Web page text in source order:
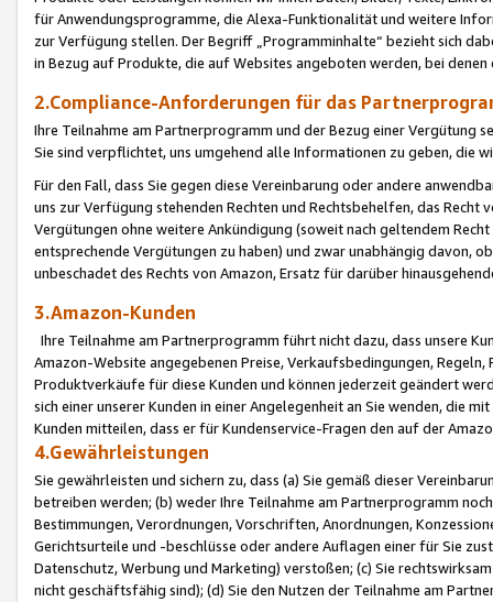
für Anwendungsprogramme, die Alexa-Funktionalität und weitere
zur Verfügung stellen. Der Begriff „Programminhalte“ bezieht sich
in Bezug auf Produkte, die auf Websites angeboten werden, bei
2.Compliance-Anforderungen für das
Ihre Teilnahme am Partnerprogramm und der Bezug einer Vergütung
Sie sind verpflichtet, uns umgehend alle Informationen zu geben, die
Für den Fall, dass Sie gegen diese Vereinbarung oder andere
uns zur Verfügung stehenden Rechten und Rechtsbehelfen, das
Vergütungen ohne weitere Ankündigung (soweit nach geltendem
entsprechende Vergütungen zu haben) und zwar unabhängig davon,
unbeschadet des Rechts von Amazon, Ersatz für darüber
3.Amazon-Kunden
Ihre Teilnahme am Partnerprogramm führt nicht dazu, dass unsere
Amazon-Website angegebenen Preise, Verkaufsbedingungen,
Produktverkäufe für diese Kunden und können jederzeit geändert
sich einer unserer Kunden in einer Angelegenheit an Sie wenden, die
Kunden mitteilen, dass er für Kundenservice-Fragen den auf der
4.Gewährleistungen
Sie gewährleisten und sichern zu, dass (a) Sie gemäß dieser
betreiben werden; (b) weder Ihre Teilnahme am Partnerprogramm
Bestimmungen, Verordnungen, Vorschriften, Anordnungen,
Gerichtsurteile und -beschlüsse oder andere Auflagen einer für Sie
Datenschutz, Werbung und Marketing) verstoßen; (c) Sie
nicht geschäftsfähig sind); (d) Sie den Nutzen der Teilnahme am